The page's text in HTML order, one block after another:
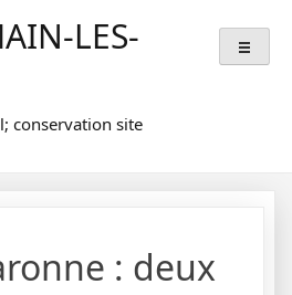
LES-
conservation site
: deux